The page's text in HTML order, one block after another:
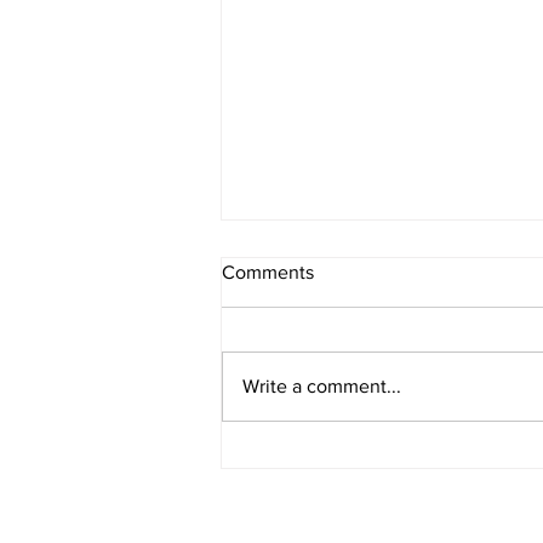
Comments
Write a comment...